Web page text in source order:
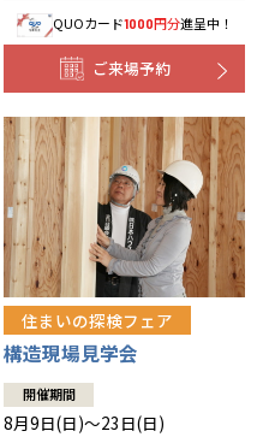
QUOカード1000円分進呈中！
ご来場予約
住まいの探検フェア
構造現場見学会
開催期間
8月9日(日)～23日(日)